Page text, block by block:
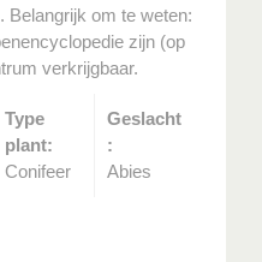
Belangrijk om te weten:
zijn (op
verkrijgbaar.
Type
plant:
Conifeer
Geslacht
:
Abies